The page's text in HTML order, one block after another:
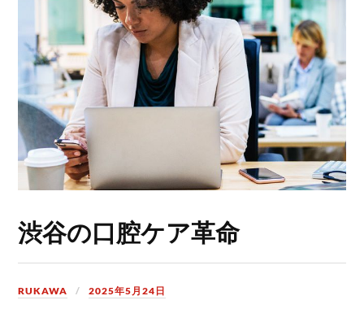
渋谷の口腔ケア革命
RUKAWA 2025年5月24日